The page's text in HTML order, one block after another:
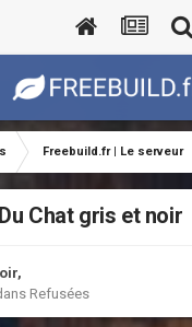
Freebuild.fr | Le serveur
Chat gris et noir
,
Refusées